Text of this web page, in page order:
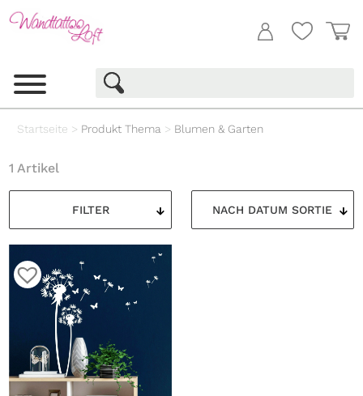
Startseite > Produkt Thema > Blumen & Garten
FILTER
1 Artikel